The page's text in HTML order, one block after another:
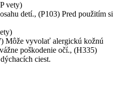
vety)
detí., (P103) Pred použitím si
Môže vyvolať alergickú kožnú
poškodenie očí., (H335)
ciest.